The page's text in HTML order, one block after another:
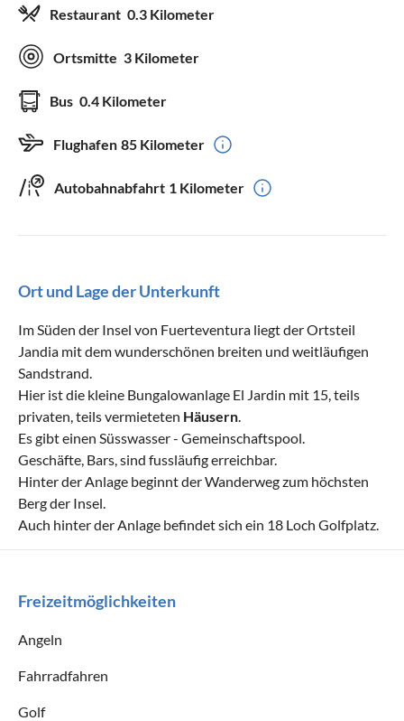
Restaurant 0.3 Kilometer
Ortsmitte 3 Kilometer
Bus 0.4 Kilometer
Flughafen 85 Kilometer
Autobahnabfahrt 1 Kilometer
Ort und Lage der Unterkunft
Im Süden der Insel von Fuerteventura liegt der Ortsteil
Jandia mit dem wunderschönen breiten und weitläufigen
Sandstrand.
Hier ist die kleine Bungalowanlage El Jardin mit 15, teils
privaten, teils vermieteten Häusern
Es gibt einen Süsswasser - Gemeinschaftspool.
Geschäfte, Bars, sind fussläufig erreichbar.
Hinter der Anlage beginnt der Wanderweg zum höchsten
Berg der Insel.
Auch hinter der Anlage befindet sich ein 18 Loch Golfplatz.
Freizeitmöglichkeiten
Angeln
Fahrradfahren
Golf